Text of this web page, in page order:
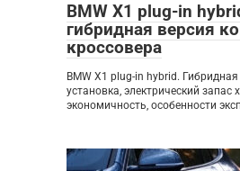
BMW X1 plug-in
гибридная версия
кроссовера
BMW X1 plug-in hybrid.
установка, электрический запас
экономичность, особенности